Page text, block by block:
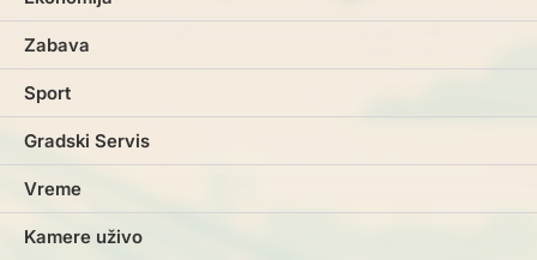
Zabava
Sport
Gradski Servis
Vreme
Kamere uživo